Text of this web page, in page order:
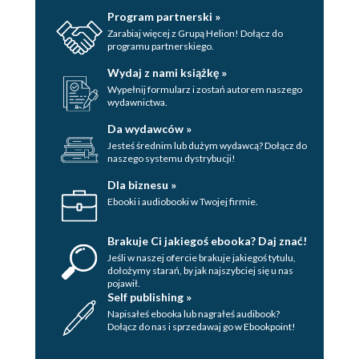
Program partnerski »
Zarabiaj więcej z Grupą Helion! Dołącz do
programu partnerskiego.
Wydaj z nami książkę »
Wypełnij formularz i zostań autorem naszego
wydawnictwa.
Da wydawców »
Jesteś średnim lub dużym wydawcą? Dołącz do
naszego systemu dystrybucji!
Dla biznesu »
Ebooki i audiobooki w Twojej firmie.
Brakuje Ci jakiegoś ebooka? Daj znać!
Jeśli w naszej ofercie brakuje jakiegoś tytulu,
dołożymy starań, by jak najszybciej się u nas
pojawił.
Self publishing »
Napisałeś ebooka lub nagrałeś audibook?
Dołącz do nas i sprzedawaj go w Ebookpoint!